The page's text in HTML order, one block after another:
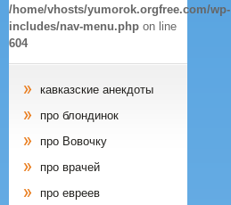
/home/vhosts/yumorok.orgfree.com/wp-
includes/nav-menu.php on line
604
кавказские анекдоты
про блондинок
про Вовочку
про врачей
про евреев